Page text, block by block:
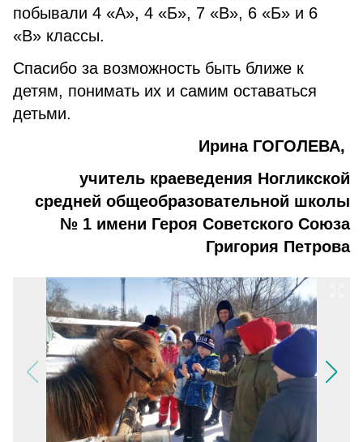
побывали 4 «А», 4 «Б», 7 «В», 6 «Б» и 6
«В» классы.
Спасибо за возможность быть ближе к
детям, понимать их и самим оставаться
детьми.
Ирина ГОГОЛЕВА,
учитель краеведения Ногликской
средней общеобразовательной школы
№ 1 имени Героя Советского Союза
Григория Петрова